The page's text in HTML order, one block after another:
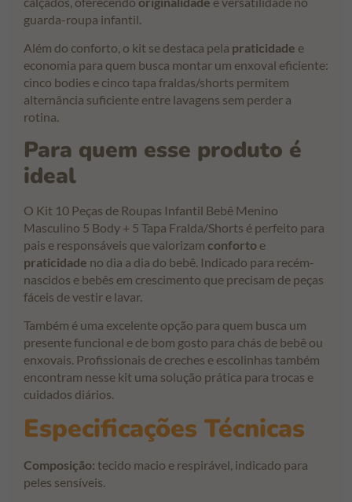
guarda-roupa infantil.
Além do conforto, o kit se destaca pela praticidade e
economia para quem busca montar um enxoval eficiente:
cinco bodies e cinco tapa fraldas/shorts permitem
alternância suficiente entre lavagens sem perder a
rotina.
Para quem esse produto é
ideal
O Kit 10 Peças de Roupas Infantil Bebê Menino
Masculino 5 Body + 5 Tapa Fralda/Shorts é perfeito para
pais e responsáveis que valorizam conforto e
praticidade no dia a dia do bebê. Indicado para recém-
nascidos e bebês em crescimento que precisam de peças
fáceis de vestir e lavar.
Também é uma excelente opção para quem busca um
presente funcional e de bom gosto para chás de bebê ou
enxovais. Profissionais de creches e escolinhas também
encontram nesse kit uma solução prática para trocas e
cuidados diários.
Especificações Técnicas
Composição: tecido macio e respirável, indicado para
peles sensíveis.